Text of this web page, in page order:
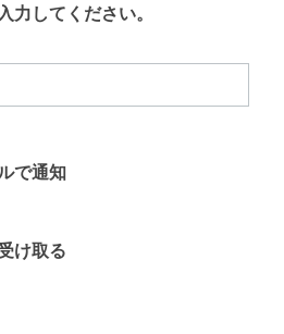
力してください。
で通知
け取る